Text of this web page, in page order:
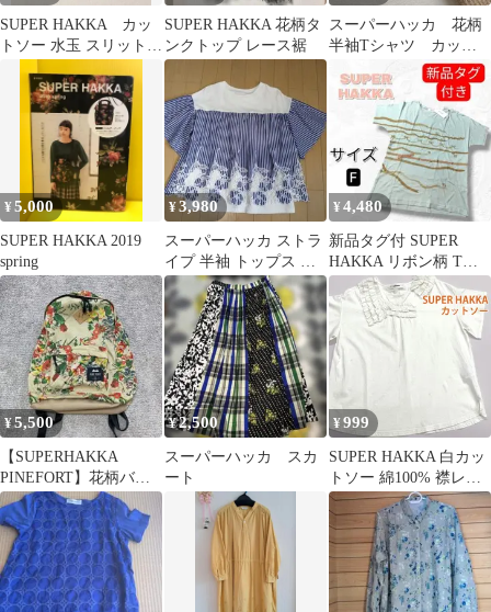
SUPER HAKKA カッ
トソー 水玉 スリット
SUPER HAKKA 花柄タ
ンクトップ レース裾
スーパーハッカ 花柄
半袖Tシャツ カット
ソー 異素材MIX ゆっ
たりめ
¥5,000
SUPER HAKKA 2019
spring
¥3,980
スーパーハッカ ストラ
イプ 半袖 トップス レ
ース装飾
¥ 4,480
新品タグ付 SUPER
HAKKA リボン柄 Tシ
ャツ カットソー F
¥5,500
【SUPERHAKKA
PINEFORT】花柄バッ
クパック リュック コー
デュラ
¥2,500
スーパーハッカ スカ
ート
¥999
SUPER HAKKA 白カッ
トソー 綿100% 襟レー
ス 半袖 スーパーハッカ
#26-0312